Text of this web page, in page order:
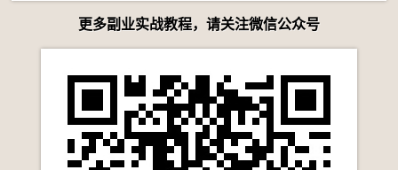
更多副业实战教程，请关注微信公众号